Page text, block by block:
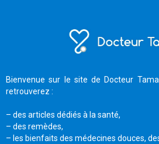
Bienvenue sur le site de Docteur
retrouverez :
– des articles dédiés à la santé,
– des remèdes,
– les bienfaits des médecines douces,